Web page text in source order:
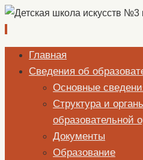
Перейти
содержимому
Главная
Сведения об
Основные
Структура и
образовательной
Документы
Образование